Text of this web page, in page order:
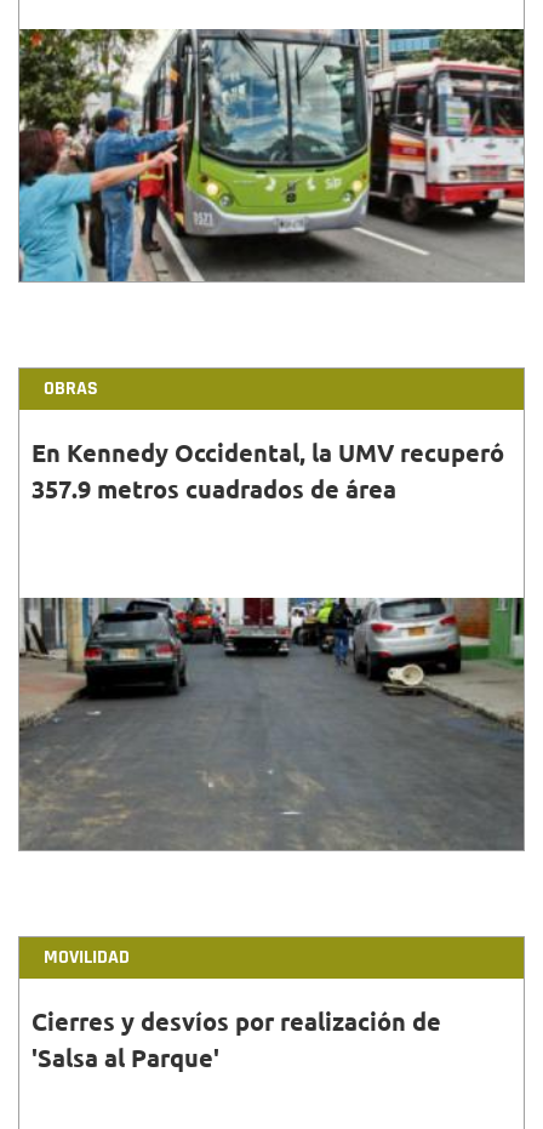
31•MAYO•2015
A partir del 1 de junio de 2015, y tal como lo anunció
la Administración de la Bogotá Humana a través de
la Secretaría Distrital de Movilidad y TransMil...
OBRAS
En Kennedy Occidental, la UMV recuperó
357.9 metros cuadrados de área
31•MAYO•2015
En el marco de la campaña ‘Viaje al Corazón de la
Calle’, la Unidad de Mantenimiento Vial (UMV),
finalizó la intervención de un segmento vial, donde
se ...
MOVILIDAD
Cierres y desvíos por realización de
'Salsa al Parque'